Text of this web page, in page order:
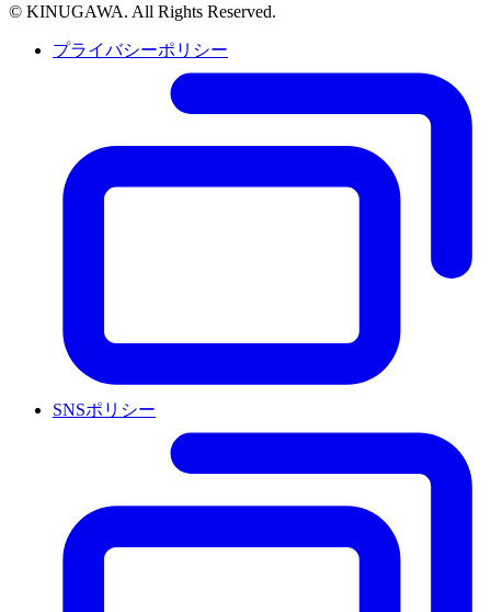
© KINUGAWA. All Rights Reserved.
プライバシーポリシー
SNSポリシー